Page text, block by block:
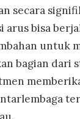
secara
arus bisa
untuk
bagian dari